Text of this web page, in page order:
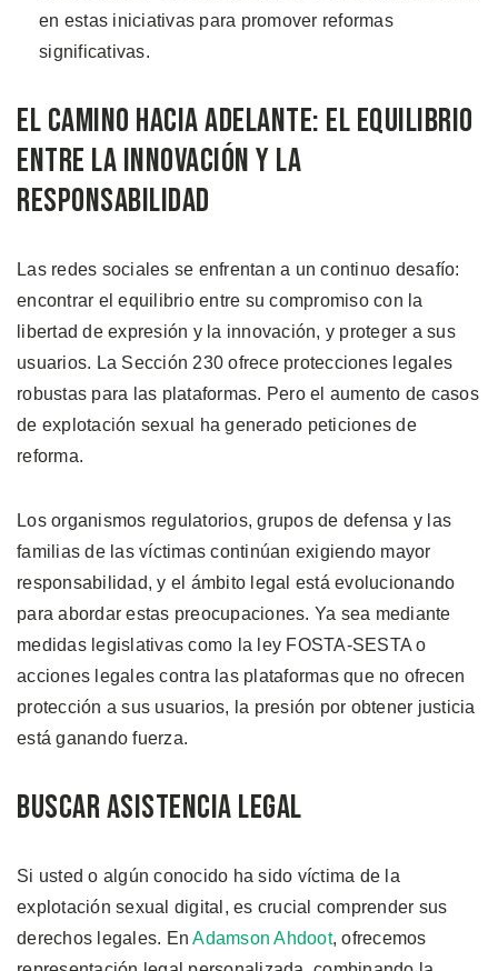
en estas iniciativas para promover reformas
significativas.
El Camino Hacia Adelante: El Equilibrio
Entre la Innovación y la
Responsabilidad
Las redes sociales se enfrentan a un continuo desafío:
encontrar el equilibrio entre su compromiso con la
libertad de expresión y la innovación, y proteger a sus
usuarios. La Sección 230 ofrece protecciones legales
robustas para las plataformas. Pero el aumento de casos
de explotación sexual ha generado peticiones de
reforma.
Los organismos regulatorios, grupos de defensa y las
familias de las víctimas continúan exigiendo mayor
responsabilidad, y el ámbito legal está evolucionando
para abordar estas preocupaciones. Ya sea mediante
medidas legislativas como la ley FOSTA-SESTA o
acciones legales contra las plataformas que no ofrecen
protección a sus usuarios, la presión por obtener justicia
está ganando fuerza.
Buscar Asistencia Legal
Si usted o algún conocido ha sido víctima de la
explotación sexual digital, es crucial comprender sus
derechos legales. EnAdamson Ahdoot, ofrecemos